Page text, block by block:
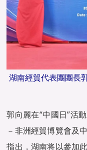
湖南經貿代表團團長
郭向麗在“中國日”活
－非洲經貿博覽會及
指出，湖南将以參加